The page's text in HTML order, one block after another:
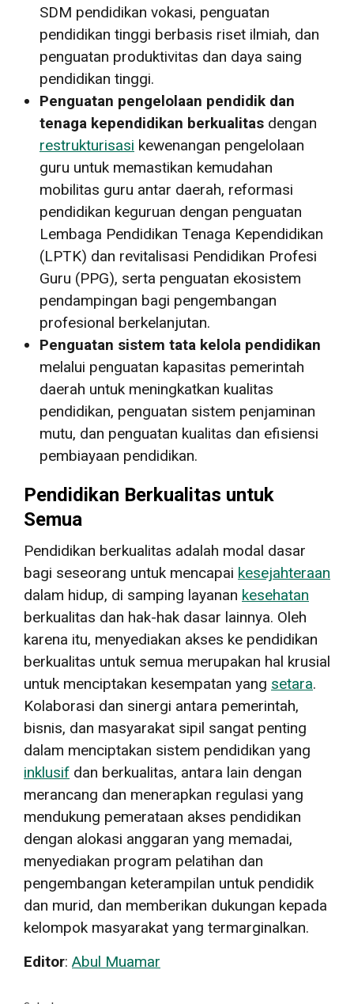
SDM pendidikan vokasi, penguatan
pendidikan tinggi berbasis riset ilmiah, dan
penguatan produktivitas dan daya saing
pendidikan tinggi.
Penguatan pengelolaan pendidik dan
tenaga kependidikan berkualitas dengan
restrukturisasi kewenangan pengelolaan
guru untuk memastikan kemudahan
mobilitas guru antar daerah, reformasi
pendidikan keguruan dengan penguatan
Lembaga Pendidikan Tenaga Kependidikan
(LPTK) dan revitalisasi Pendidikan Profesi
Guru (PPG), serta penguatan ekosistem
pendampingan bagi pengembangan
profesional berkelanjutan.
Penguatan sistem tata kelola pendidikan
melalui penguatan kapasitas pemerintah
daerah untuk meningkatkan kualitas
pendidikan, penguatan sistem penjaminan
mutu, dan penguatan kualitas dan efisiensi
pembiayaan pendidikan.
Pendidikan Berkualitas untuk
Semua
Pendidikan berkualitas adalah modal dasar
bagi seseorang untuk mencapai kesejahteraan
dalam hidup, di samping layanan kesehatan
berkualitas dan hak-hak dasar lainnya. Oleh
karena itu, menyediakan akses ke pendidikan
berkualitas untuk semua merupakan hal krusial
untuk menciptakan kesempatan yang setara.
Kolaborasi dan sinergi antara pemerintah,
bisnis, dan masyarakat sipil sangat penting
dalam menciptakan sistem pendidikan yang
inklusif dan berkualitas, antara lain dengan
merancang dan menerapkan regulasi yang
mendukung pemerataan akses pendidikan
dengan alokasi anggaran yang memadai,
menyediakan program pelatihan dan
pengembangan keterampilan untuk pendidik
dan murid, dan memberikan dukungan kepada
kelompok masyarakat yang termarginalkan.
Editor: Abul Muamar